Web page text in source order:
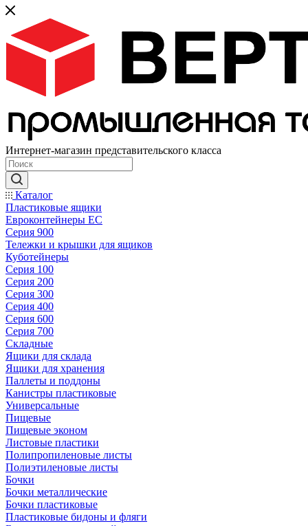
Интернет-магазин представительского класса
Каталог
Пластиковые ящики
Евроконтейнеры ЕС
Серия 900
Тележки и крышки для ящиков
Куботейнеры
Серия 100
Серия 200
Серия 300
Серия 400
Серия 600
Серия 700
Складные
Ящики для склада
Ящики для хранения
Паллеты и поддоны
Канистры пластиковые
Универсальные
Пищевые
Пищевые эконом
Листовые пластики
Полипропиленовые листы
Полиэтиленовые листы
Бочки
Бочки металлические
Бочки пластиковые
Пластиковые бидоны и фляги